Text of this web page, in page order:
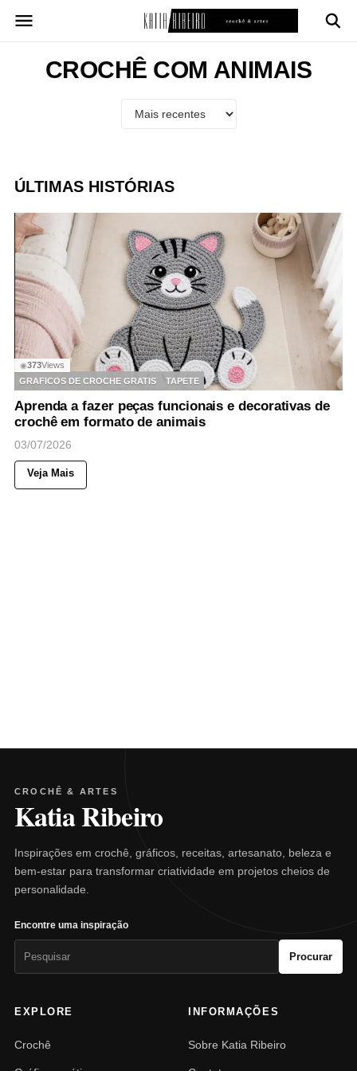
para
conteúdoCROCHÊ COM ANIMAIS
ÚLTIMAS HISTÓRIAS
◉373Views
GRAFICOS DE CROCHE GRATIS
TAPETE
Aprenda a fazer peças funcionais e decorativas de
crochê em formato de animais
03/07/2026
Veja Mais
CROCHÊ & ARTES
Katia Ribeiro
Inspirações em crochê, gráficos, receitas, artesanato, beleza e
bem-estar para transformar criatividade em projetos cheios de
personalidade.
Encontre uma inspiração
Procurar
EXPLORE
Crochê
INFORMAÇÕES
Sobre Katia Ribeiro